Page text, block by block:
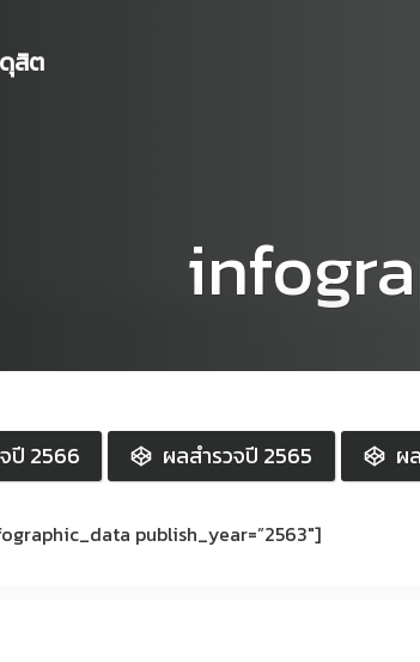
สิต
ปี 2566 ผลสำรวจปี 2565 ผ
publish_year=”2563″]